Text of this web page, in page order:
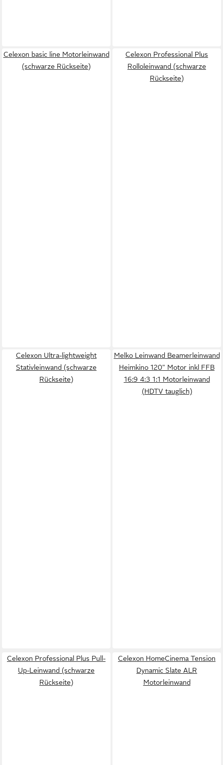
Celexon basic line Motorleinwand
(schwarze Rückseite)
Celexon Professional Plus
Rolloleinwand (schwarze
Rückseite)
Celexon Ultra-lightweight
Stativleinwand (schwarze
Rückseite)
Melko Leinwand Beamerleinwand
Heimkino 120" Motor inkl FFB
16:9 4:3 1:1 Motorleinwand
(HDTV tauglich)
Celexon Professional Plus Pull-
Up-Leinwand (schwarze
Rückseite)
Celexon HomeCinema Tension
Dynamic Slate ALR
Motorleinwand